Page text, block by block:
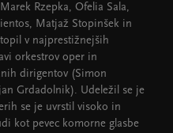
Rzepka, Ofelia Sala,
Matjaž Stopinšek in
v najprestižnejših
orkestrov oper in
dirigentov (Simon
Grdadolnik). Udeležil se je
se je uvrstil visoko in
kot pevec komorne glasbe